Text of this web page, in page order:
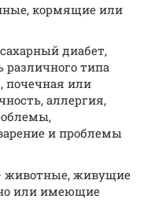
кормящие или
диабет,
различного типа
почечная или
аллергия,
и проблемы
животные, живущие
или имеющие